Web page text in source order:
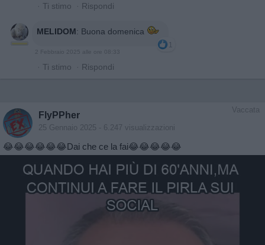
· Ti stimo · Rispondi
MELIDOM: Buona domenica
1
2 Febbraio 2025 alle ore 08:33
· Ti stimo · Rispondi
Vaccata
FlyPPher
25 Gennaio 2025 - 6.247 visualizzazioni
😂😂😂😂😂😂Dai che ce la fai😂😂😂😂😂